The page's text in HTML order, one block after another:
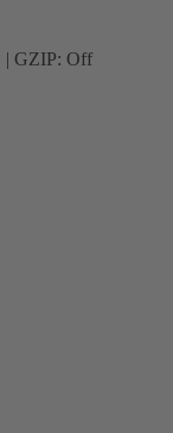
| GZIP: Off